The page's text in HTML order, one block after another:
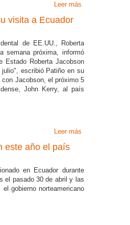
Leer más
visita a Ecuador
de EE.UU., Roberta
semana próxima, informó
Estado Roberta Jacobson
escribió Patiño en su
Jacobson, el próximo 5
John Kerry, al país
Leer más
este año el país
en Ecuador durante
el pasado 30 de abril y las
gobierno norteamericano